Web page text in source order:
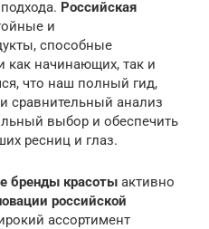
Российская
и
способные
как начинающих, так и
что наш полный гид,
сравнительный анализ
выбор и обеспечить
ресниц и глаз.
бренды красоты активно
российской
ассортимент